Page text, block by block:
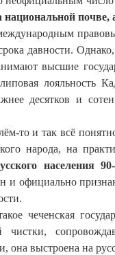
национальной почве,
давности.
высшие
лояльность
десятков и
то и так всё
народа, на
населения
и официально
чеченская
чистки,
она выстроена на